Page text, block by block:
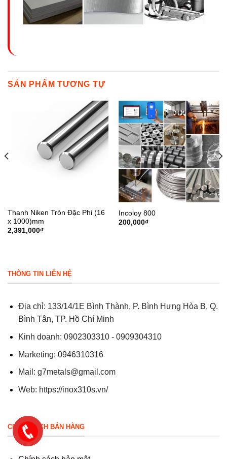
SẢN PHẨM TƯƠNG TỰ
Thanh Niken Tròn Đặc Phi (16
x 1000)mm
2,391,000₫
Incoloy 800
200,000₫
THÔNG TIN LIÊN HỆ
Địa chỉ: 133/14/1E Bình Thành, P. Bình Hưng Hòa B, Q.
Bình Tân, TP. Hồ Chí Minh
Kinh doanh: 0902303310 - 0909304310
Marketing: 0946310316
Mail: g7metals@gmail.com
Web: https://inox310s.vn/
CHÍNH SÁCH BÁN HÀNG